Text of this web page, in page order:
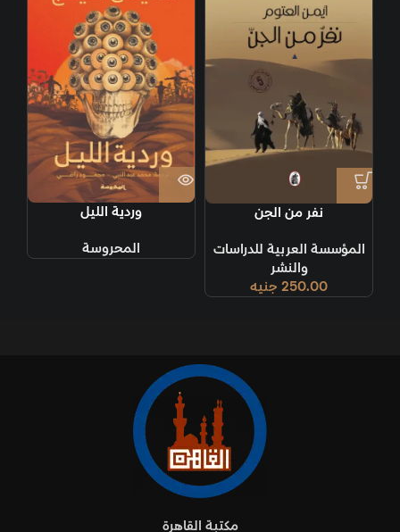
نفر من الجن
المؤسسة العربية للدراسات
والنشر
250.00 جنيه
وردية الليل
المحروسة
مكتبة القاهرة